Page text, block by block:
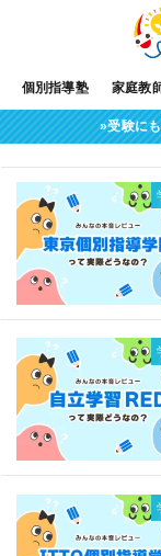
個別指導塾 家庭教
»受験に